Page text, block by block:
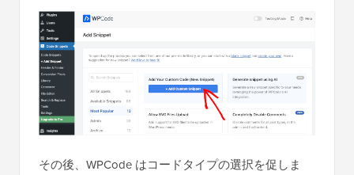
その後、WPCode はコードタイプの選択を促しま